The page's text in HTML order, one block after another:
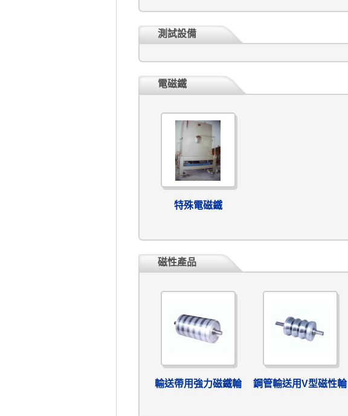
測試設備
電磁鐵
特殊電磁鐵
磁性產品
輸送帶用強力磁鐵輪 鋼管輸送用V型磁性輪